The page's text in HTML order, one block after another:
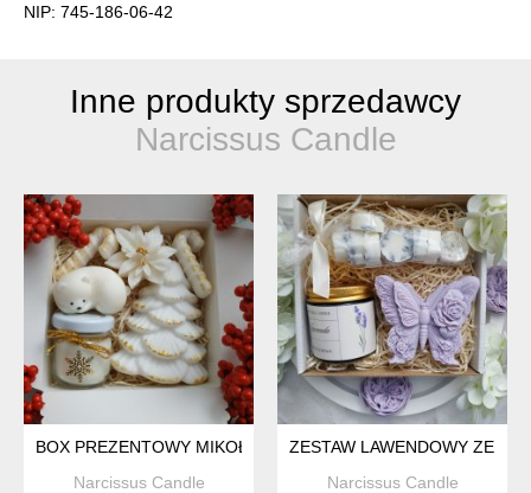
NIP: 745-186-06-42
Inne produkty sprzedawcy
Narcissus Candle
BOX PREZENTOWY MIKOŁAJKI
Narcissus Candle
ZESTAW LAWENDOWY ZE
Narcissus Candle